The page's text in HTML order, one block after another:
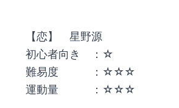
【恋】　星野源
初心者向き　：☆
難易度　　　：☆☆☆
運動量　　　：☆☆☆